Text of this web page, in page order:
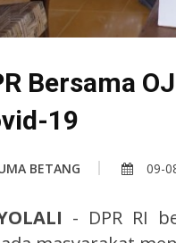
Bersama
19
BETANG 09-
- DPR RI